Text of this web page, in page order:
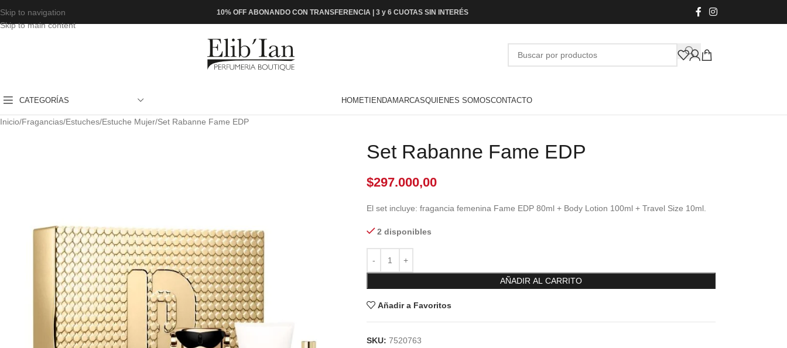
Skip to navigation
Skip to main content
10% OFF ABONANDO CON TRANSFERENCIA | 3 y 6 CUOTAS SIN INTERÉS
CATEGORÍAS HOMETIENDAMARCASQUIENES SOMOSCONTACTO
Inicio Fragancias Estuches Estuche Mujer Set Rabanne Fame EDP
Set Rabanne Fame EDP
$297.000,00
El set incluye: fragancia femenina Fame EDP 80ml + Body Lotion 100ml + Travel Size 10ml.
2 disponibles
AÑADIR AL CARRITO
Añadir a Favoritos
SKU: 7520763